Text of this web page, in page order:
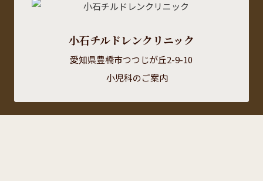
小石チルドレンクリニック
愛知県豊橋市つつじが丘2-9-10
小児科のご案内